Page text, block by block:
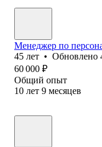
Менеджер по
45 лет • Обновлено
60 000 ₽
Общий опыт
10 лет 9 месяцев